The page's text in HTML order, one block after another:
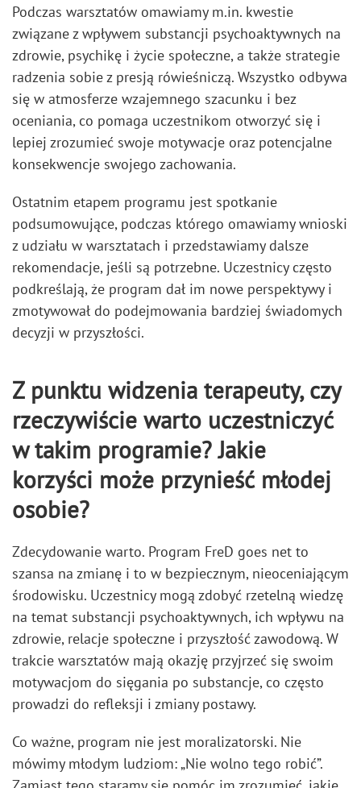
Podczas warsztatów omawiamy m.in. kwestie
związane z wpływem substancji psychoaktywnych na
zdrowie, psychikę i życie społeczne, a także strategie
radzenia sobie z presją rówieśniczą. Wszystko odbywa
się w atmosferze wzajemnego szacunku i bez
oceniania, co pomaga uczestnikom otworzyć się i
lepiej zrozumieć swoje motywacje oraz potencjalne
konsekwencje swojego zachowania.
Ostatnim etapem programu jest spotkanie
podsumowujące, podczas którego omawiamy wnioski
z udziału w warsztatach i przedstawiamy dalsze
rekomendacje, jeśli są potrzebne. Uczestnicy często
podkreślają, że program dał im nowe perspektywy i
zmotywował do podejmowania bardziej świadomych
decyzji w przyszłości.
Z punktu widzenia terapeuty, czy
rzeczywiście warto uczestniczyć
w takim programie? Jakie
korzyści może przynieść młodej
osobie?
Zdecydowanie warto. Program FreD goes net to
szansa na zmianę i to w bezpiecznym, nieoceniającym
środowisku. Uczestnicy mogą zdobyć rzetelną wiedzę
na temat substancji psychoaktywnych, ich wpływu na
zdrowie, relacje społeczne i przyszłość zawodową. W
trakcie warsztatów mają okazję przyjrzeć się swoim
motywacjom do sięgania po substancje, co często
prowadzi do refleksji i zmiany postawy.
Co ważne, program nie jest moralizatorski. Nie
mówimy młodym ludziom: „Nie wolno tego robić”.